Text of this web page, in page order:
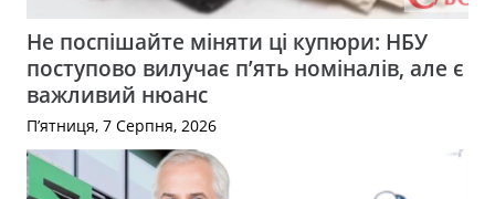
Не поспішайте міняти ці купюри: НБУ
поступово вилучає п’ять номіналів, але є
важливий нюанс
П’ятниця, 7 Серпня, 2026